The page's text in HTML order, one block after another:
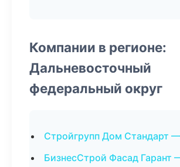
Компании в регионе:
Дальневосточный
федеральный округ
Стройгрупп Дом Стандарт
БизнесСтрой Фасад Гарант